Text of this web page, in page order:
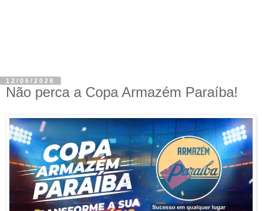
12/06/2026
Não perca a Copa Armazém Paraíba!